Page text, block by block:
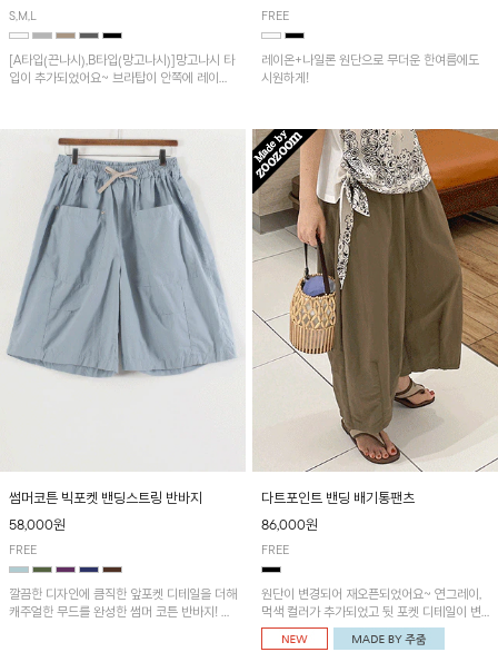
S,M,L
[A타입(끈나시),B타입(망고나시)]망고나시 타
입이 추가되었어요~ 브라탑이 안쪽에 레이어
FREE
레이온+나일론 원단으로 무더운 한여름에도
시원하게!
썸머코튼 빅포켓 밴딩스트링 반바지
58,000원
FREE
깔끔한 디자인에 큼직한 앞포켓 디테일을 더해
캐주얼한 무드를 완성한 썸머 코튼 반바지! 허
다트포인트 밴딩 배기통팬츠
86,000원
FREE
원단이 변경되어 재오픈되었어요~ 연그레이,
먹색 컬러가 추가되었고 뒷 포켓 디테일이 변
경되었습니다~가볍고 시원하게 착용되는 배
기통팬츠! 허리밴딩과 여유로운 통으로 편안해